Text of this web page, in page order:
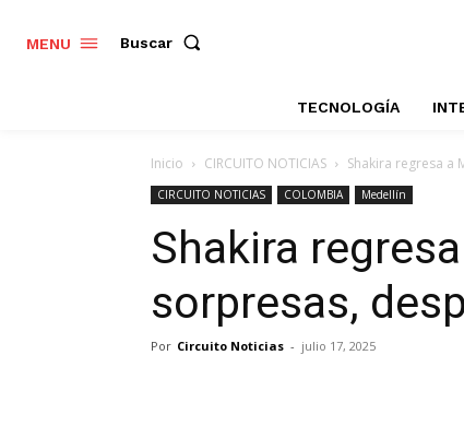
MENU Buscar
TECNOLOGÍA
Inicio CIRCUITO NOTICIAS Shakira regresa a
CIRCUITO NOTICIAS COLOMBIA Medellín
Shakira
sorpresas,
Por Circuito Noticias - julio 17, 2025